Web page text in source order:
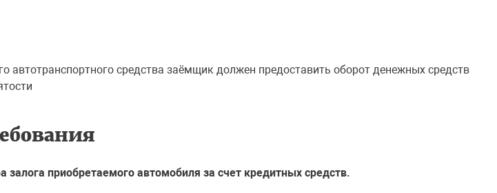
автотранспортного средства заёмщик должен предоставить оборот денежных средств
приобретаемого автомобиля за счет кредитных средств.